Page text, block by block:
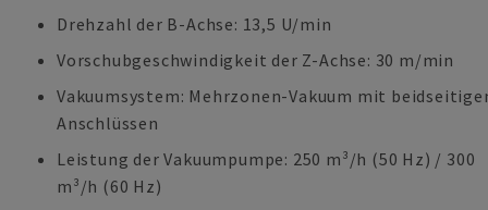
Drehzahl der B-Achse: 13,5 U/min
Vorschubgeschwindigkeit der Z-Achse: 30 m/min
Vakuumsystem: Mehrzonen-Vakuum mit
Anschlüssen
Leistung der Vakuumpumpe: 250 m³/h (50 Hz) / 300
m³/h (60 Hz)